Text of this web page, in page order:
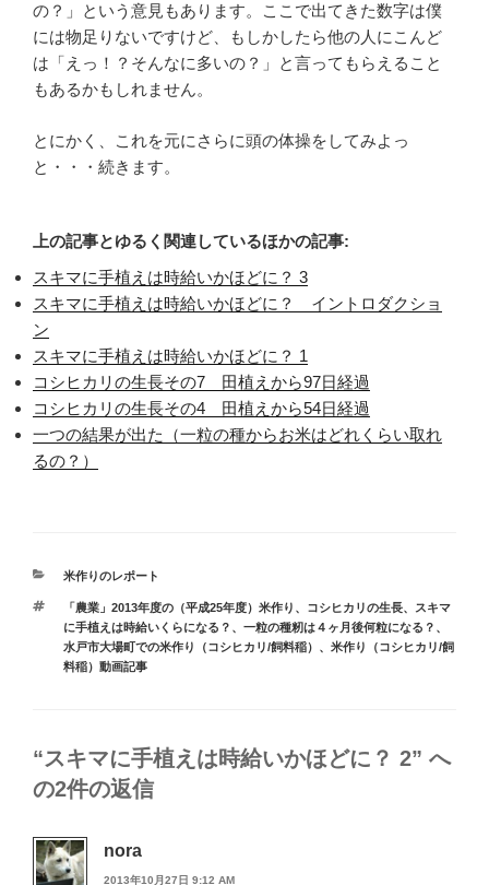
の？」という意見もあります。ここで出てきた数字は僕
には物足りないですけど、もしかしたら他の人にこんど
は「えっ！？そんなに多いの？」と言ってもらえること
もあるかもしれません。
とにかく、これを元にさらに頭の体操をしてみよっ
と・・・続きます。
上の記事とゆるく関連しているほかの記事:
スキマに手植えは時給いかほどに？ 3
スキマに手植えは時給いかほどに？ イントロダクショ
ン
スキマに手植えは時給いかほどに？ 1
コシヒカリの生長その7 田植えから97日経過
コシヒカリの生長その4 田植えから54日経過
一つの結果が出た（一粒の種からお米はどれくらい取れ
るの？）
カ
リ
ー
米作りのレポート
タ
グ
「農業」2013年度の（平成25年度）米作り 、 コシヒカリの生長、
スキマ
に手植えは時給いくらになる？ 、 一粒の種籾は４ヶ月後何粒になる？ 、
水戸市大場町での米作り（コシヒカリ/飼料稲） 、 米作り（コシヒカリ/飼
料稲）動画記事
“スキマに手植えは時給いかほどに？ 2” へ
の2件の返信
nora
2013年10月27日 9:12 AM